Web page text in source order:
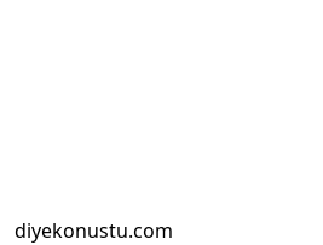
diyekonustu.com